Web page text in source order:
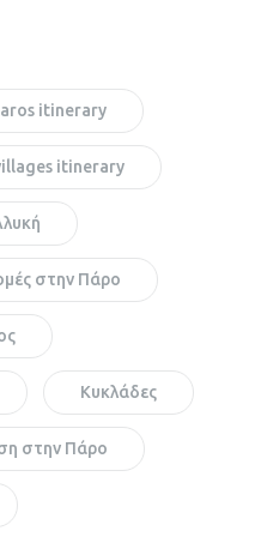
itinerary
itinerary
στην Πάρο
Κυκλάδες
στην Πάρο